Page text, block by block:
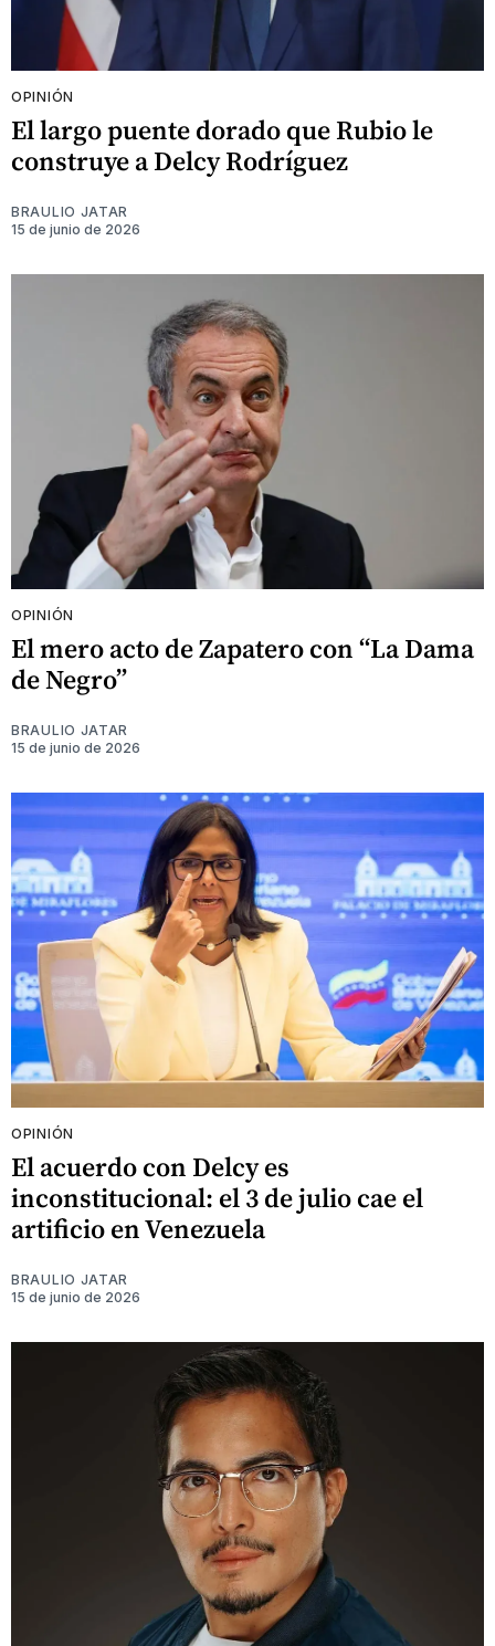
OPINIÓN
El largo puente dorado que Rubio le
construye a Delcy Rodríguez
BRAULIO JATAR
15 de junio de 2026
OPINIÓN
El mero acto de Zapatero con “La Dama
de Negro”
BRAULIO JATAR
15 de junio de 2026
OPINIÓN
El acuerdo con Delcy es
inconstitucional: el 3 de julio cae el
artificio en Venezuela
BRAULIO JATAR
15 de junio de 2026